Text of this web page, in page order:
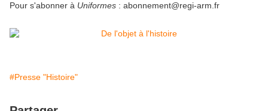
Pour s'abonner à Uniformes : abonnement@regi-arm.fr
#Presse "Histoire"